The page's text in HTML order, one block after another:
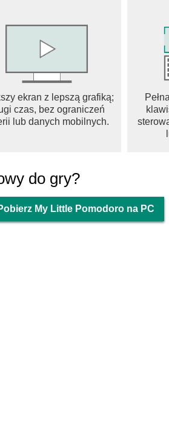
klimat Forest lub LoFi Girl
sesja na raz — buduj swój rytm.
w którym twoje skupienie,
ekran z lepszą grafiką;
czas, bez ograniczeń
lub danych mobilnych.
do gry?
My Little Pomodoro na PC